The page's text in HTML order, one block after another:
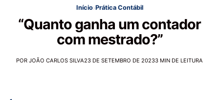
principal
Início›Prática Contábil
“Quanto ganha um contador
com mestrado?”
POR JOÃO CARLOS SILVA23 DE SETEMBRO DE 20233 MIN DE LEITURA